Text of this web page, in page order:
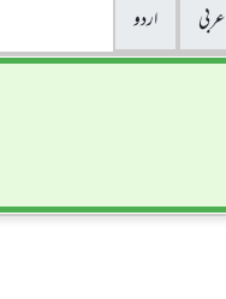
عربی
اردو